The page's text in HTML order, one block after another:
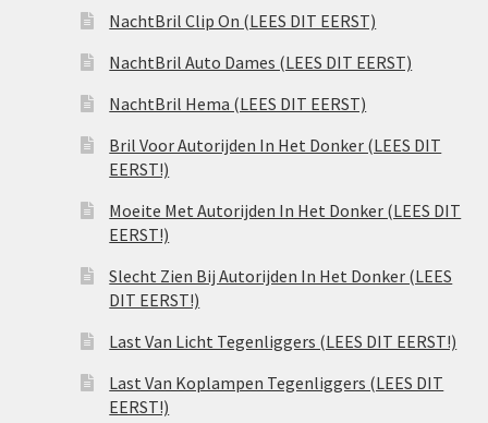
NachtBril Clip On (LEES DIT EERST)
NachtBril Auto Dames (LEES DIT EERST)
NachtBril Hema (LEES DIT EERST)
Bril Voor Autorijden In Het Donker (LEES DIT
EERST!)
Moeite Met Autorijden In Het Donker (LEES DIT
EERST!)
Slecht Zien Bij Autorijden In Het Donker (LEES
DIT EERST!)
Last Van Licht Tegenliggers (LEES DIT EERST!)
Last Van Koplampen Tegenliggers (LEES DIT
EERST!)